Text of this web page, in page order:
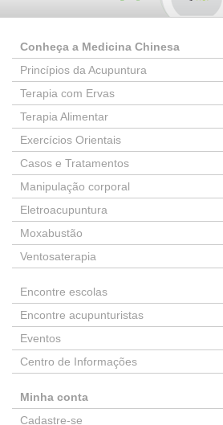
Conheça a Medicina Chinesa
Princípios da Acupuntura
Terapia com Ervas
Terapia Alimentar
Exercícios Orientais
Casos e Tratamentos
Manipulação corporal
Eletroacupuntura
Moxabustão
Ventosaterapia
Encontre escolas
Encontre acupunturistas
Eventos
Centro de Informações
Minha conta
Cadastre-se